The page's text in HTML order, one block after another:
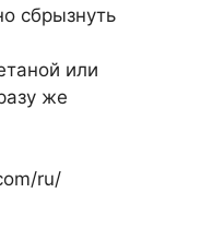
сбрызнуть
или
же
ru/